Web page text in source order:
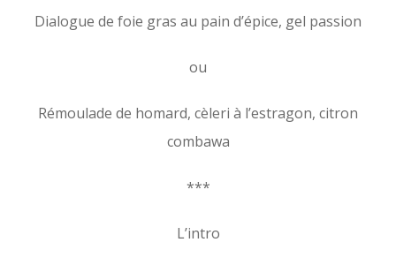
Dialogue de foie gras au pain d’épice, gel passion
ou
Rémoulade de homard, cèleri à l’estragon, citron
combawa
***
L’intro